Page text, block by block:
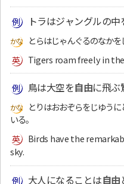
トラはジャングルの中
とらはじゃんぐるのなかを
Tigers roam freely in
鳥は大空を自由に飛ぶ
とりはおおぞらをじゆう
いる。
Birds have the
sky.
大人になることは自由